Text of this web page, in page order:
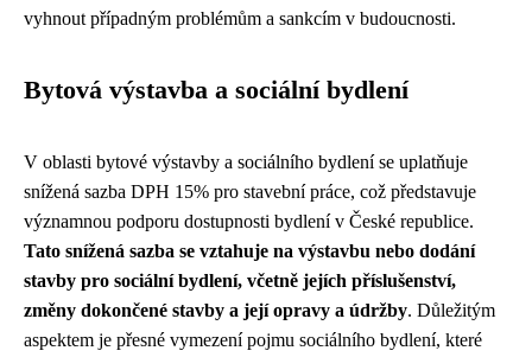
vyhnout případným problémům a sankcím v budoucnosti.
Bytová výstavba a sociální bydlení
V oblasti bytové výstavby a sociálního bydlení se uplatňuje
snížená sazba DPH 15% pro stavební práce, což představuje
významnou podporu dostupnosti bydlení v České republice.
Tato snížená sazba se vztahuje na výstavbu nebo dodání
stavby pro sociální bydlení, včetně jejích příslušenství,
změny dokončené stavby a její opravy a údržby. Důležitým
aspektem je přesné vymezení pojmu sociálního bydlení, které